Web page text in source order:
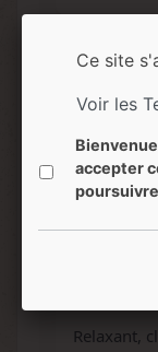
ARÔMES
Citron,
SAVEURS
Relaxant,
Ce site
Voir les
accepter